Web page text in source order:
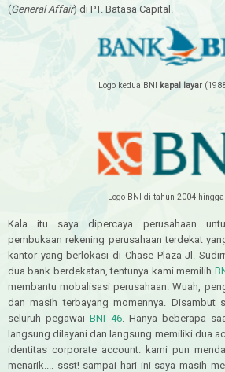
(General Affair) di PT. Batasa Capital.
Logo kedua BNI kapal layar
Logo BNI di tahun 2004
Kala itu saya dipercaya perusahaan
pembukaan rekening perusahaan terdekat
kantor yang berlokasi di Chase Plaza Jl.
dua bank berdekatan, tentunya kami memilih
membantu mobalisasi perusahaan. Wuah,
dan masih terbayang momennya. Disambut
seluruh pegawaiBNI 46. Hanya beberapa
langsung dilayani dan langsung memiliki dua
identitas corporate account. kami pun
menarik.... ssst! sampai hari ini saya masih